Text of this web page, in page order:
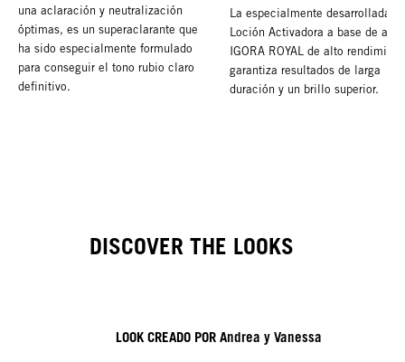
una aclaración y neutralización
óptimas, es un superaclarante que
ha sido especialmente formulado
para conseguir el tono rubio claro
definitivo.
La especialmente desarrollada
Loción Activadora a base de
IGORA ROYAL de alto
garantiza resultados de larga
duración y un brillo superior.
DISCOVER THE LOOKS
LOOK CREADO POR Andrea y Vanessa